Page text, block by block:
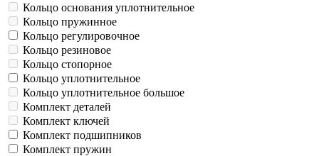
Кольцо основания уплотнительное
Кольцо пружинное
Кольцо регулировочное
Кольцо резиновое
Кольцо стопорное
Кольцо уплотнительное
Кольцо уплотнительное большое
Комплект деталей
Комплект ключей
Комплект подшипников
Комплект пружин